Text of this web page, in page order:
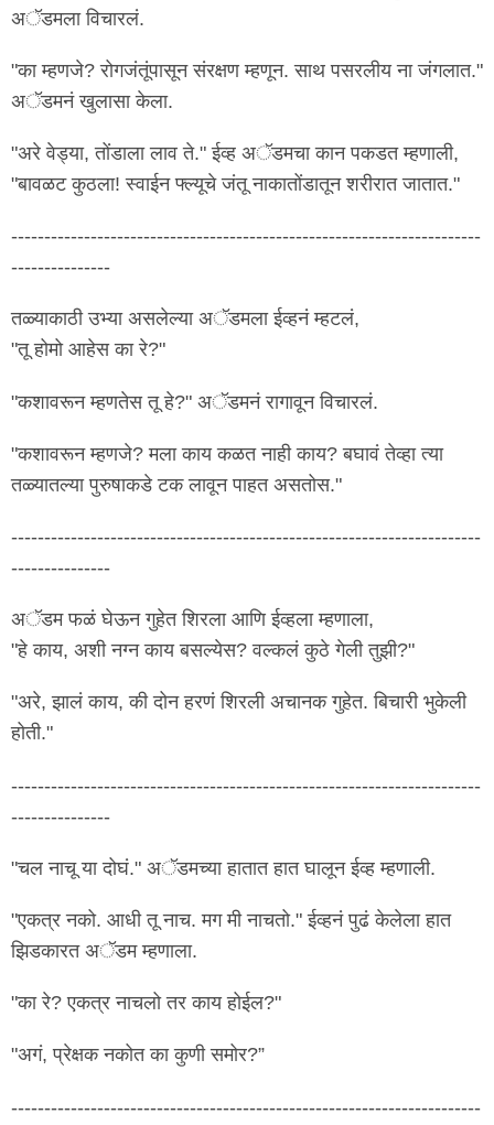
अॅडमला विचारलं.
"का म्हणजे? रोगजंतूंपासून संरक्षण म्हणून. साथ पसरलीय ना जंगलात."
अॅडमनं खुलासा केला.
"अरे वेड्या, तोंडाला लाव ते." ईव्ह अॅडमचा कान पकडत म्हणाली,
"बावळट कुठला! स्वाईन फ्ल्यूचे जंतू नाकातोंडातून शरीरात जातात."
-----------------------------------------------------------------------
---------------
तळ्याकाठी उभ्या असलेल्या अॅडमला ईव्हनं म्हटलं,
"तू होमो आहेस का रे?"
"कशावरून म्हणतेस तू हे?" अॅडमनं रागावून विचारलं.
"कशावरून म्हणजे? मला काय कळत नाही काय? बघावं तेव्हा त्या
तळ्यातल्या पुरुषाकडे टक लावून पाहत असतोस."
-----------------------------------------------------------------------
---------------
अॅडम फळं घेऊन गुहेत शिरला आणि ईव्हला म्हणाला,
"हे काय, अशी नग्न काय बसल्येस? वल्कलं कुठे गेली तुझी?"
"अरे, झालं काय, की दोन हरणं शिरली अचानक गुहेत. बिचारी भुकेली
होती."
-----------------------------------------------------------------------
---------------
"चल नाचू या दोघं." अॅडमच्या हातात हात घालून ईव्ह म्हणाली.
"एकत्र नको. आधी तू नाच. मग मी नाचतो." ईव्हनं पुढं केलेला हात
झिडकारत अॅडम म्हणाला.
"का रे? एकत्र नाचलो तर काय होईल?"
"अगं, प्रेक्षक नकोत का कुणी समोर?”
-----------------------------------------------------------------------